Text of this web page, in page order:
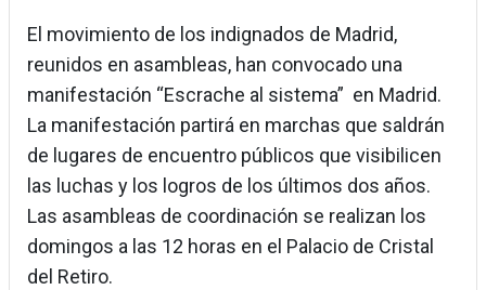
El movimiento de los indignados de Madrid,
reunidos en asambleas, han convocado una
manifestación “Escrache al sistema” en Madrid.
La manifestación partirá en marchas que saldrán
de lugares de encuentro públicos que visibilicen
las luchas y los logros de los últimos dos años.
Las asambleas de coordinación se realizan los
domingos a las 12 horas en el Palacio de Cristal
del Retiro.